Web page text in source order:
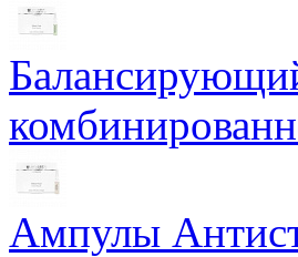
Ампулы